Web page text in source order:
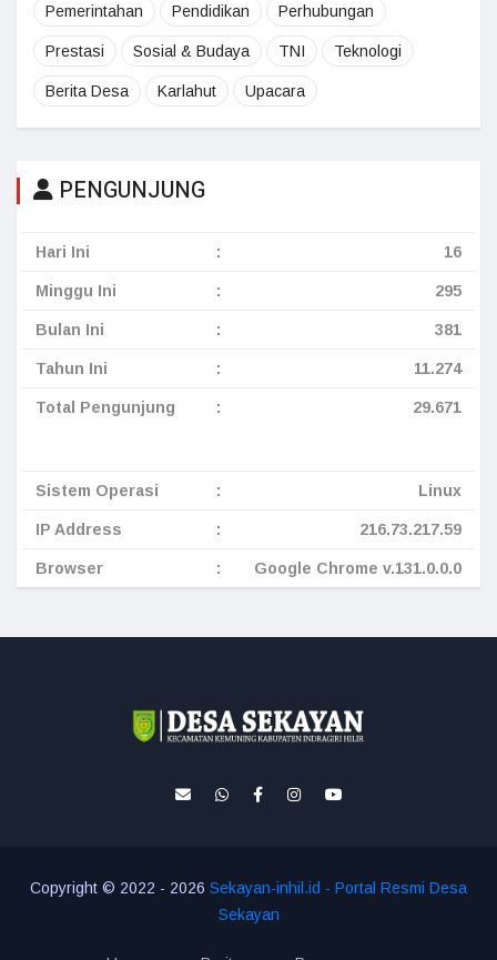
Pemerintahan Pendidikan Perhubungan
Prestasi Sosial & Budaya TNI Teknologi
Berita Desa Karlahut Upacara
PENGUNJUNG
Hari Ini : 16
Minggu Ini : 295
Bulan Ini : 381
Tahun Ini : 11.274
Total Pengunjung : 29.671
Sistem Operasi : Linux
IP Address : 216.73.217.59
Browser : Google Chrome v.131.0.0.0
Copyright © 2022 - 2026 Sekayan-inhil.id - Portal Resmi Desa
Sekayan